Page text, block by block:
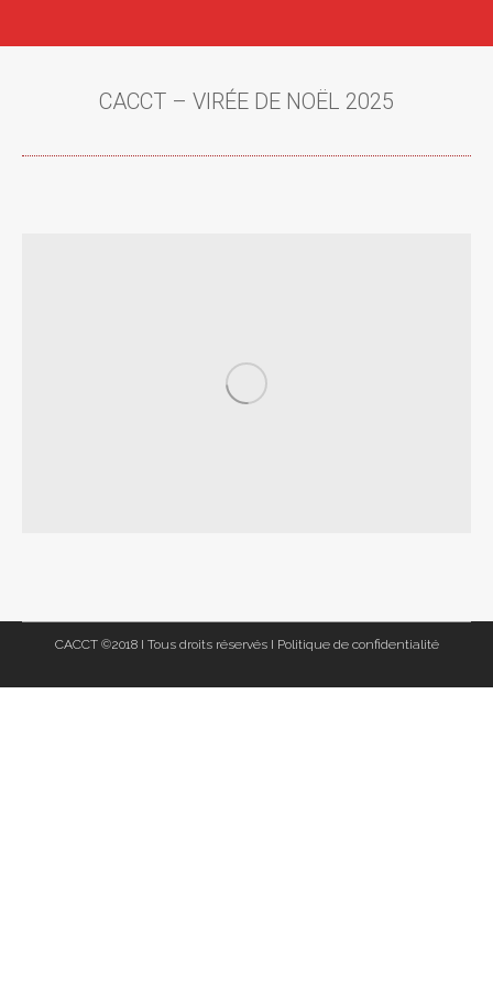
CACCT – VIRÉE DE NOËL 2025
CACCT ©2018 I Tous droits réservés I Politique de confidentialité